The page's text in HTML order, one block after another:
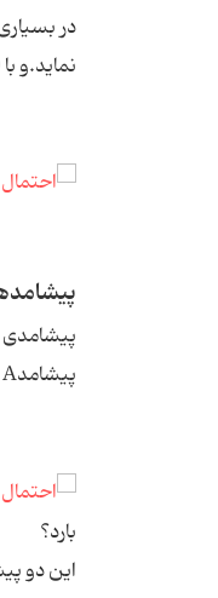
در
نماید.و با
پیشامدA
بارد؟
این دو